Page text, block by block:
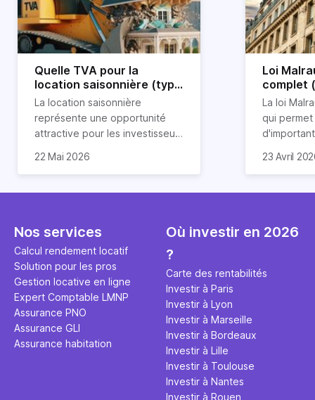
Quelle TVA pour la
location saisonnière (type
airbnb) ?
La location saisonnière
représente une opportunité
attractive pour les investisseurs
patrimoine et générer des
Cependant, il est crucial de
notamment la TVA, afin
Et qu’a-t-on appris à la rentrée
la TVA est généralisé pour les
saisonnière dans certaines
cet article.
22 Mai 2026
Loi
complet
La loi
qui
dimension
complet !
23 Avril
Nos services
Calcul rendement locatif
Solution pour les pros
Gestion locative en ligne
Expert Comptable LMNP
Assurance PNO
Assurance GLI
Assurance habitation
Où investir en 2026
?
Carte des rentabilités
Investir à Paris
Investir à Lyon
Investir à Marseille
Investir à Bordeaux
Investir à Lille
Investir à Toulouse
Investir à Nantes
Investir à Rouen